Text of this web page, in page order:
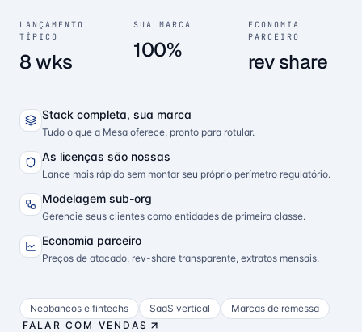
LANÇAMENTO
TÍPICO
8 wks
SUA MARCA
100%
ECONOMIA
PARCEIRO
rev share
Stack completa, sua marca
Tudo o que a Mesa oferece, pronto para rotular.
As licenças são nossas
Lance mais rápido sem montar seu próprio perímetro regulatório.
Modelagem sub-org
Gerencie seus clientes como entidades de primeira classe.
Economia parceiro
Preços de atacado, rev-share transparente, extratos mensais.
Neobancos e fintechs SaaS vertical
Marcas de remessa
FALAR COM VENDAS